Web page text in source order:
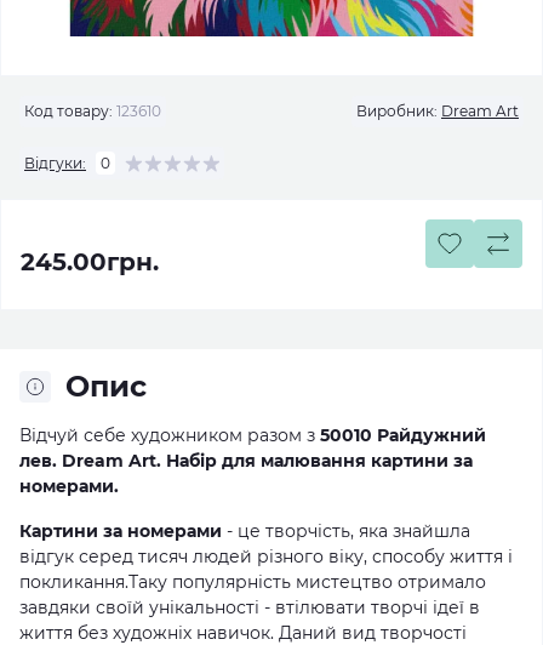
Код товару: 123610 Виробник: Dream Art
Відгуки: 0
245.00грн.
Опис
Відчуй себе художником разом з 50010 Райдужний
лев. Dream Art. Набір для малювання картини за
номерами.
Картини за номерами - це творчість, яка знайшла
відгук серед тисяч людей різного віку, способу життя і
покликання.Таку популярність мистецтво отримало
завдяки своїй унікальності - втілювати творчі ідеї в
життя без художніх навичок. Даний вид творчості